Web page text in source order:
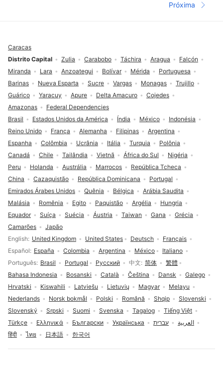
Página
Próxima
Seleção de idioma
English United Kingdom United States Deutsch
Français
Español
España Colombia Argentina México
Italiano
Português Brasil Portugal Русский 中文 简体
繁體
Bahasa Indonesia
Bosanski Català Čeština Dansk
Galego
Hrvatski
Kiswahili Latviešu Lietuvių Magyar
Melayu
Nederlands
Norsk bokmål Polski Română Shqip
Slovenski
Slovenský
Srpski Suomi Svenska Tagalog
Tiếng Việt
Türkçe
Ελληνικά Български Українська עברית
العربية
हिंदी
ไทย 日本語 한국어
Brasil Estados Unidos da América Índia México
Indonésia
Reino Unido
França Alemanha Filipinas
Argentina
Espanha
Colômbia Ucrânia Itália Turquia
Polônia
Canadá
Chile Tailândia Vietnã África do Sul
Nigéria
Peru
Holanda Austrália Marrocos
República Tcheca
China
Cazaquistão República Dominicana
Portugal
Emirados Árabes Unidos
Quênia Bélgica
Arábia Saudita
Malásia
Romênia Egito Paquistão Argélia
Hungria
Equador
Suíça Suécia Áustria Taiwan Gana
Grécia
Camarões
Japão
Distrito Capital Zulia Carabobo Táchira Aragua
Falcón
Miranda
Lara Anzoategui Bolívar Mérida
Portuguesa
Barinas
Nueva Esparta Sucre Vargas Monagas
Trujillo
Guárico
Yaracuy Apure Delta Amacuro
Cojedes
Amazonas
Federal Dependencies
Caracas